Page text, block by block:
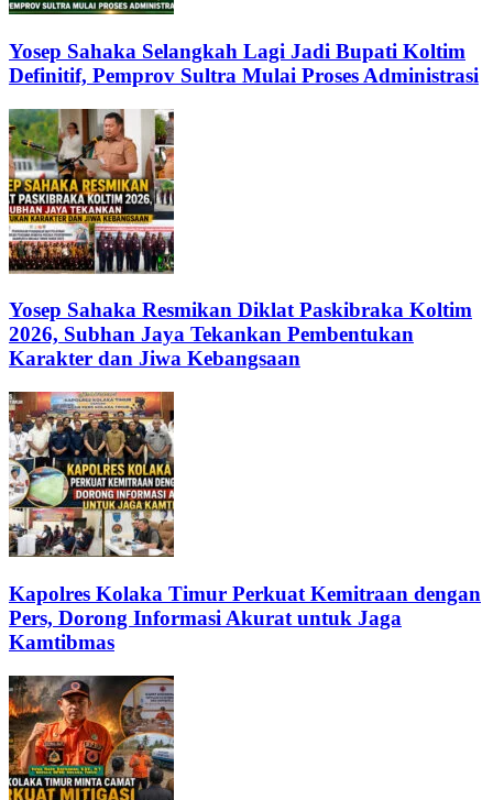
Yosep Sahaka Selangkah Lagi Jadi Bupati Koltim
Definitif, Pemprov Sultra Mulai Proses Administrasi
Yosep Sahaka Resmikan Diklat Paskibraka Koltim
2026, Subhan Jaya Tekankan Pembentukan
Karakter dan Jiwa Kebangsaan
Kapolres Kolaka Timur Perkuat Kemitraan dengan
Pers, Dorong Informasi Akurat untuk Jaga
Kamtibmas